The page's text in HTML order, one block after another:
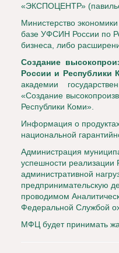
«ЭКСПОЦЕНТР»
Министерство
базе УФСИН России по
бизнеса, либо
Создание
России и Республики
академии
«Создание
Республики Коми».
Информация о
национальной
Администрация
успешности
административной
предпринимательскую
проводимом
Федеральной Службой
МФЦ будет принимать